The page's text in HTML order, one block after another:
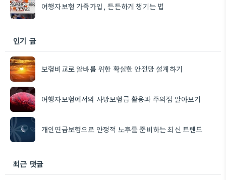
여행자보험 가족가입, 든든하게 챙기는 법
인기 글
보험비교로 알바를 위한 확실한 안전망 설계하기
여행자보험에서의 사망보험금 활용과 주의점 알아보기
개인연금보험으로 안정적 노후를 준비하는 최신 트렌드
최근 댓글